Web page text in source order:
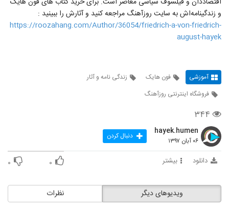
و زندگینامه‌اش به سایت روزآهنگ مراجعه کنید و آثارش را ببینید :
https://roozahang.com/Author/36054/friedrich-a-von-friedrich-
august-hayek
آموزشی فون هایک
زندگی نامه و آثار
فروشگاه اینترنتی روزآهنگ
۳۴۴
hayek.humen
۰۶ آبان ۱۳۹۷ دنبال کردن
دانلود بیشتر ۰ ۰
نظرات ویدیوهای دیگر